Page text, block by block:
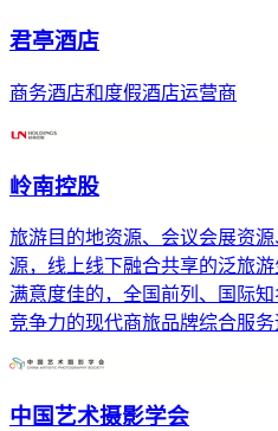
君亭酒店
商务酒店和度假酒店运营商
岭南控股
旅游目的地资源、会议会展资
源，线上线下融合共享的泛旅
满意度佳的，全国前列、国际
竞争力的现代商旅品牌综合服务
中国艺术摄影学会